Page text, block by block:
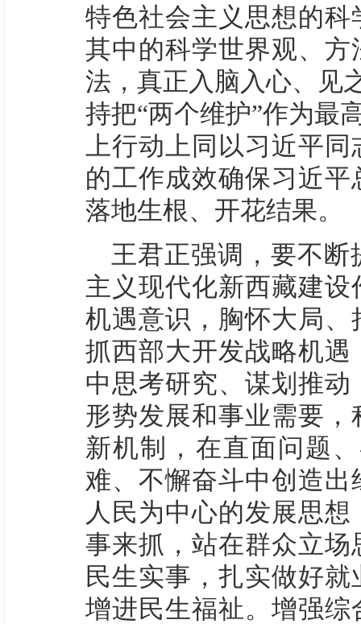
特色社会主义思想的
其中的科学世界观、
法，真正入脑入心、见
持把“两个维护”作为最
上行动上同以习近平
的工作成效确保习近
落地生根、开花结果。
王君正强调，要不
主义现代化新西藏建
机遇意识，胸怀大局
抓西部大开发战略机
中思考研究、谋划推
形势发展和事业需要
新机制，在直面问题
难、不懈奋斗中创造
人民为中心的发展思
事来抓，站在群众立
民生实事，扎实做好
增进民生福祉。增强